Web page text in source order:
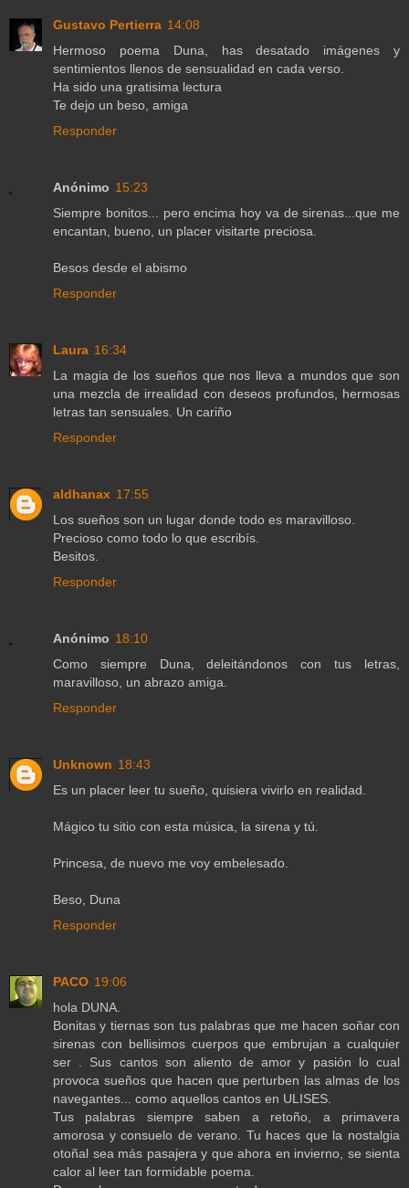
Gustavo Pertierra 14:08
Hermoso poema Duna, has desatado imágenes y
sentimientos llenos de sensualidad en cada verso.
Ha sido una gratisima lectura
Te dejo un beso, amiga
Responder
Anónimo 15:23
Siempre bonitos... pero encima hoy va de sirenas...que me
encantan, bueno, un placer visitarte preciosa.
Besos desde el abismo
Responder
Laura 16:34
La magia de los sueños que nos lleva a mundos que son
una mezcla de irrealidad con deseos profundos, hermosas
letras tan sensuales. Un cariño
Responder
aldhanax 17:55
Los sueños son un lugar donde todo es maravilloso.
Precioso como todo lo que escribís.
Besitos.
Responder
Anónimo 18:10
Como siempre Duna, deleitándonos con tus letras,
maravilloso, un abrazo amiga.
Responder
Unknown 18:43
Es un placer leer tu sueño, quisiera vivirlo en realidad.
Mágico tu sitio con esta música, la sirena y tú.
Princesa, de nuevo me voy embelesado.
Beso, Duna
Responder
PACO 19:06
hola DUNA.
Bonitas y tiernas son tus palabras que me hacen soñar con
sirenas con bellisimos cuerpos que embrujan a cualquier
ser . Sus cantos son aliento de amor y pasión lo cual
provoca sueños que hacen que perturben las almas de los
navegantes... como aquellos cantos en ULISES.
Tus palabras siempre saben a retoño, a primavera
amorosa y consuelo de verano. Tu haces que la nostalgia
otoñal sea más pasajera y que ahora en invierno, se sienta
calor al leer tan formidable poema.